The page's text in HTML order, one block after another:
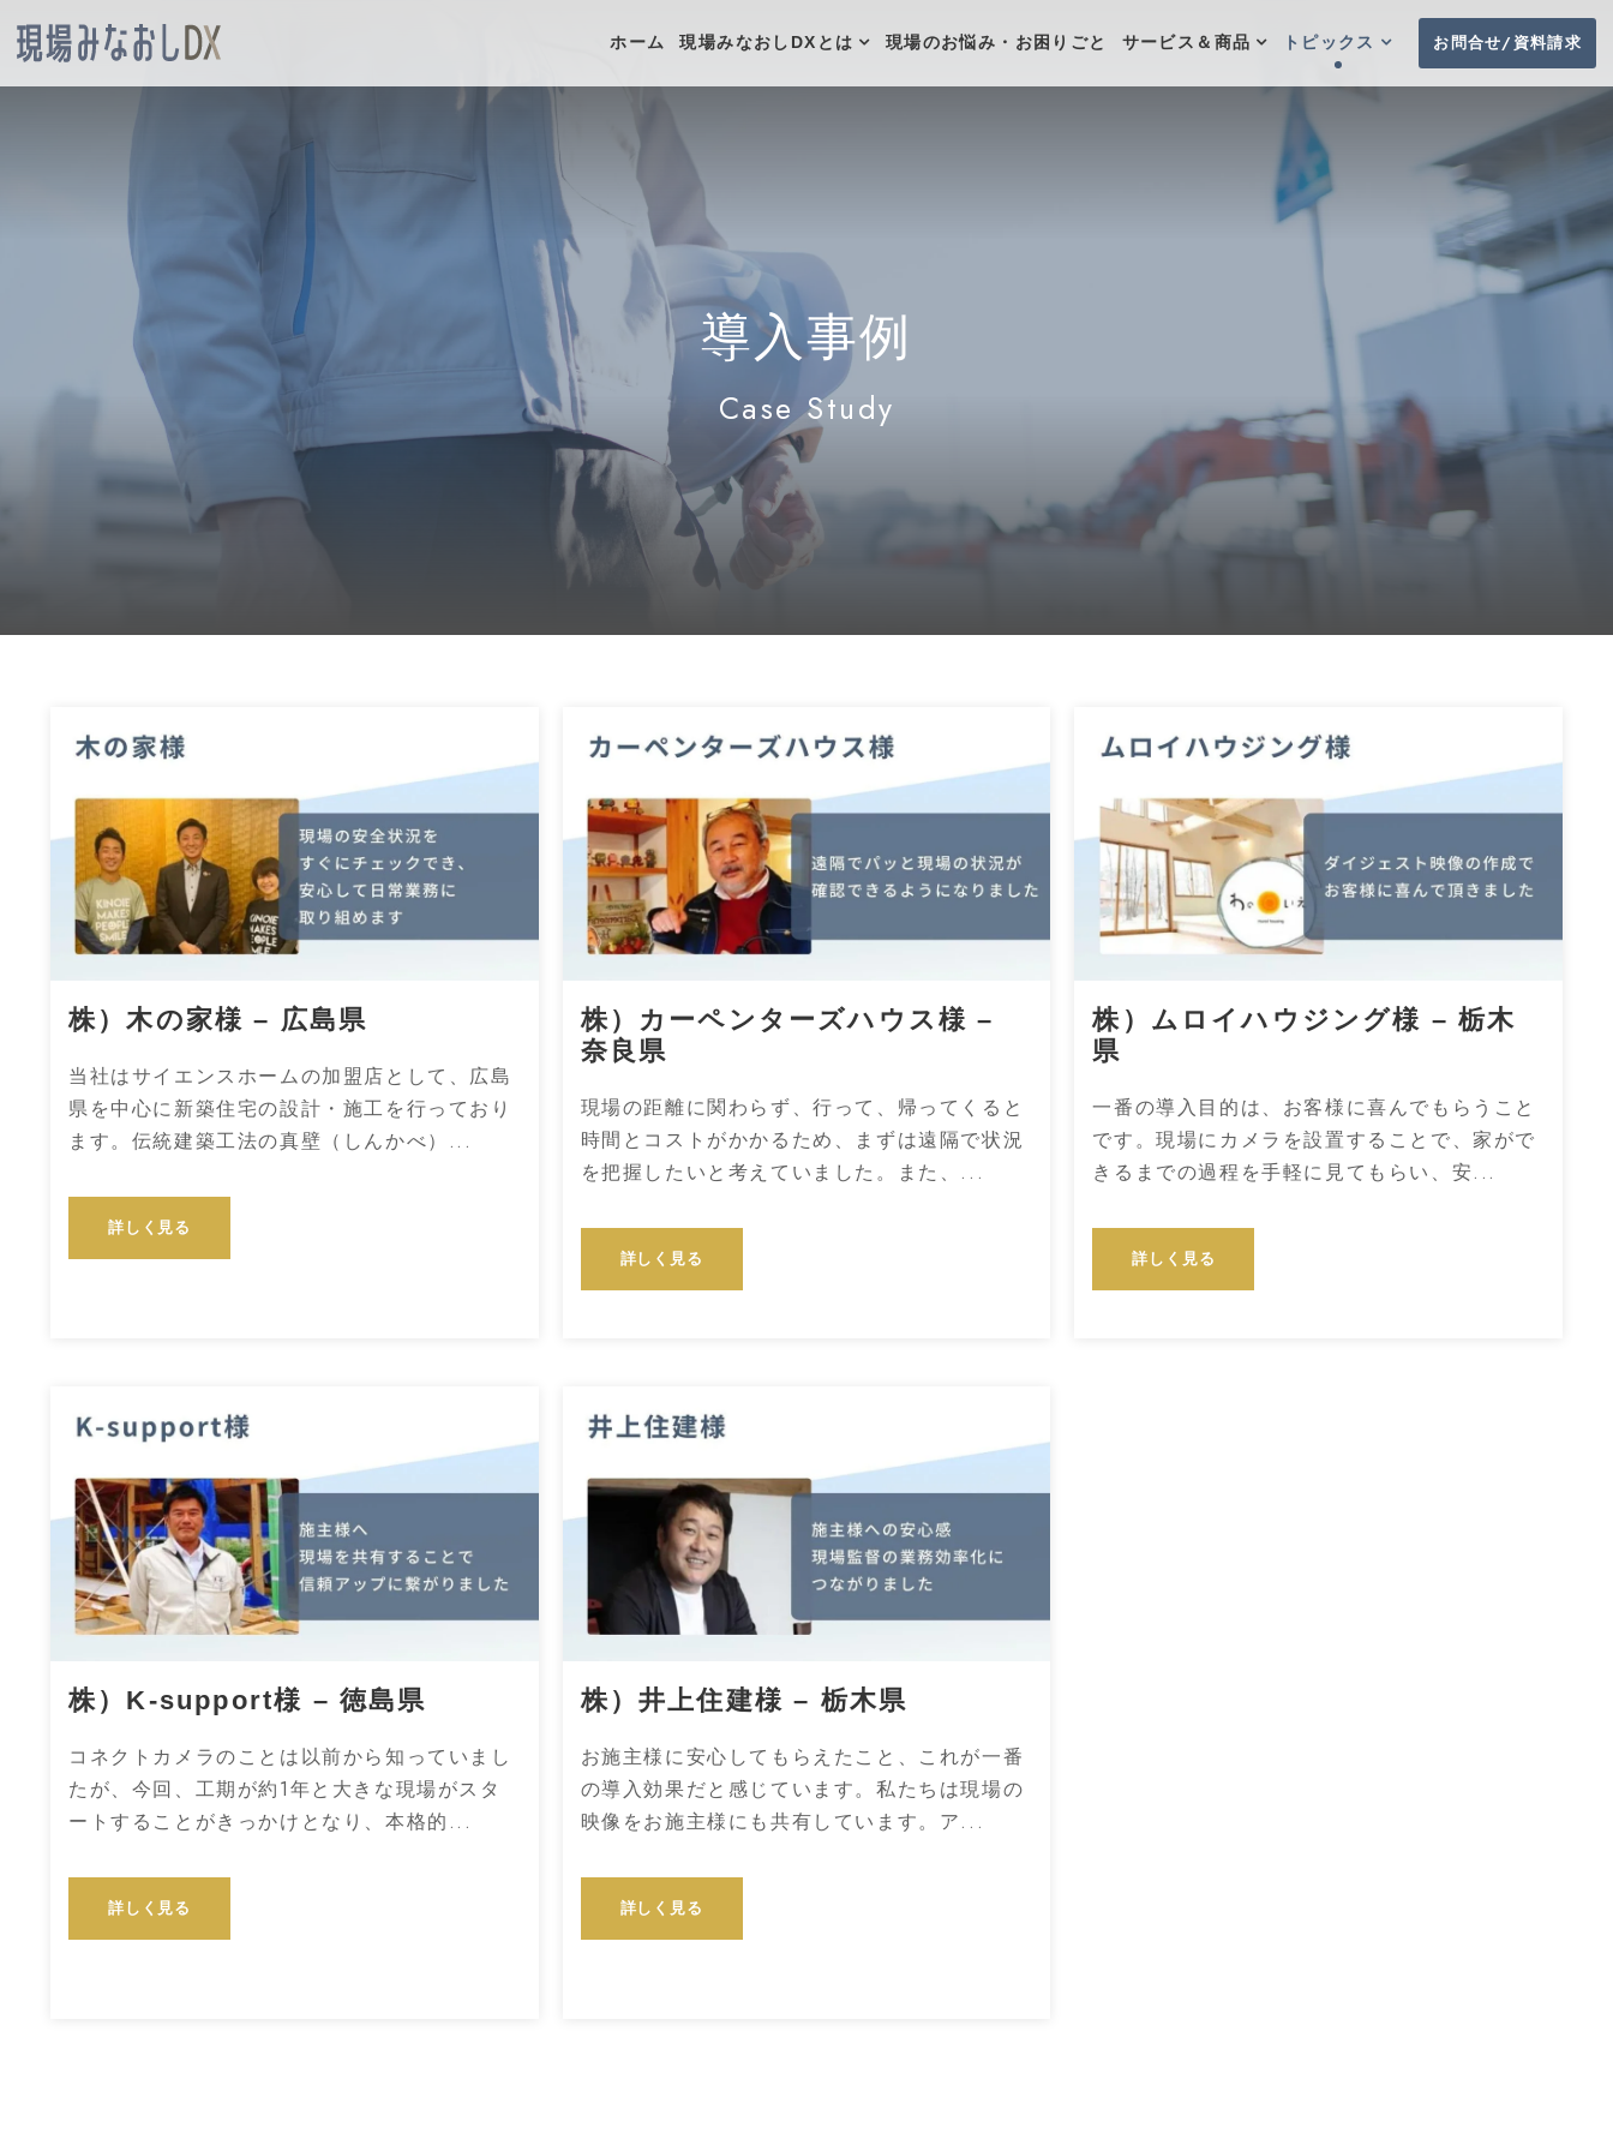
ホーム 現場みなおしDXとは 現場のお悩み・お困りごと サービス＆商品 トピックス お問合せ/資料請求
導入事例
Case Study
株）木の家様 – 広島県
当社はサイエンスホームの加盟店として、広島
県を中心に新築住宅の設計・施工を行っており
ます。伝統建築工法の真壁（しんかべ）...
詳しく見る
株）カーペンターズハウス様 –
奈良県
現場の距離に関わらず、行って、帰ってくると
時間とコストがかかるため、まずは遠隔で状況
を把握したいと考えていました。また、...
詳しく見る
株）ムロイハウジング様 – 栃木
県
一番の導入目的は、お客様に喜んでもらうこと
です。現場にカメラを設置することで、家がで
きるまでの過程を手軽に見てもらい、安...
詳しく見る
株）K-support様 – 徳島県
コネクトカメラのことは以前から知っていまし
たが、今回、工期が約1年と大きな現場がスタ
ートすることがきっかけとなり、本格的...
詳しく見る
株）井上住建様 – 栃木県
お施主様に安心してもらえたこと、これが一番
の導入効果だと感じています。私たちは現場の
映像をお施主様にも共有しています。ア...
詳しく見る